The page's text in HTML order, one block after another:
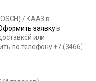
/ КААЗ в
заявкув
или
по телефону +7 (3466)